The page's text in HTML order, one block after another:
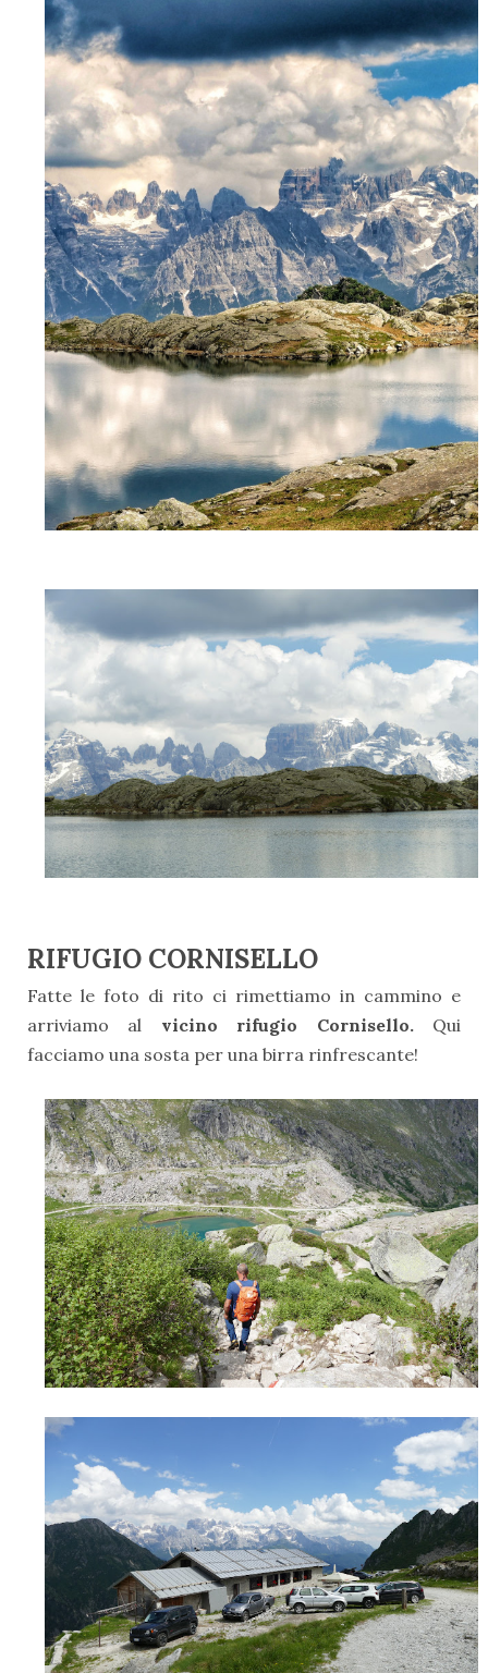
RIFUGIO CORNISELLO
Fatte le foto di rito ci rimettiamo in cammino e
arriviamo al vicino rifugio Cornisello.Qui
facciamo una sosta per una birra rinfrescante!